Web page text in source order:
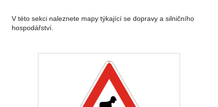
V této sekci naleznete mapy týkající se dopravy a silničního
hospodářství.